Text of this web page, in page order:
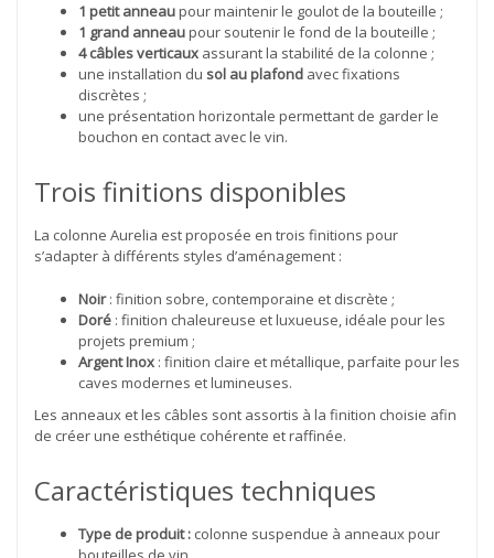
1 petit anneaupour maintenir le goulot de la bouteille ;
1 grand anneaupour soutenir le fond de la bouteille ;
4 câbles verticaux assurant la stabilité de la colonne ;
une installation du sol au plafond avec fixations
discrètes ;
une présentation horizontale permettant de garder le
bouchon en contact avec le vin.
Trois finitions disponibles
La colonne Aurelia est proposée en trois finitions pour
s’adapter à différents styles d’aménagement :
Noir: finition sobre, contemporaine et discrète ;
Doré : finition chaleureuse et luxueuse, idéale pour les
projets premium ;
Argent Inox : finition claire et métallique, parfaite pour les
caves modernes et lumineuses.
Les anneaux et les câbles sont assortis à la finition choisie afin
de créer une esthétique cohérente et raffinée.
Caractéristiques techniques
Type de produit : colonne suspendue à anneaux pour